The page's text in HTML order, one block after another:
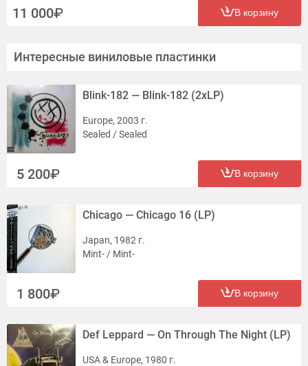
11 000 В корзину
Интересные виниловые пластинки
Blink-182 — Blink-182 (2xLP)
Europe, 2003 г.
Sealed / Sealed
5 200 В корзину
Chicago — Chicago 16 (LP)
Japan, 1982 г.
Mint- / Mint-
1 800 В корзину
Def Leppard — On Through The Night (LP)
USA & Europe, 1980 г.